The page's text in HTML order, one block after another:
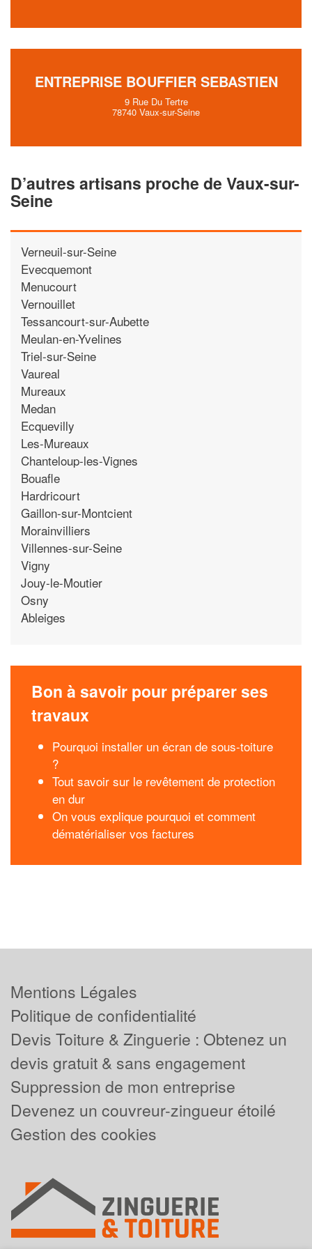
ENTREPRISE BOUFFIER SEBASTIEN
9 Rue Du Tertre
78740 Vaux-sur-Seine
D’autres artisans proche de Vaux-sur-
Seine
Verneuil-sur-Seine
Evecquemont
Menucourt
Vernouillet
Tessancourt-sur-Aubette
Meulan-en-Yvelines
Triel-sur-Seine
Vaureal
Mureaux
Medan
Ecquevilly
Les-Mureaux
Chanteloup-les-Vignes
Bouafle
Hardricourt
Gaillon-sur-Montcient
Morainvilliers
Villennes-sur-Seine
Vigny
Jouy-le-Moutier
Osny
Ableiges
Bon à savoir pour préparer ses
travaux
Pourquoi installer un écran de sous-toiture
?
Tout savoir sur le revêtement de protection
en dur
On vous explique pourquoi et comment
dématérialiser vos factures
Mentions Légales
Politique de confidentialité
Devis Toiture & Zinguerie : Obtenez un
devis gratuit & sans engagement
Suppression de mon entreprise
Devenez un couvreur-zingueur étoilé
Gestion des cookies